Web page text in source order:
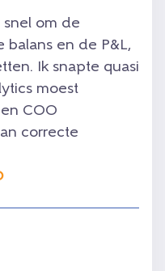
snel om de
en de P&L,
Ik snapte quasi
moest
COO
correcte